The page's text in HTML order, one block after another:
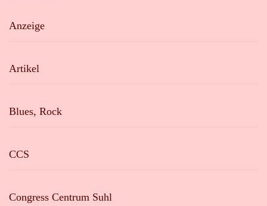
Anzeige
Artikel
Blues, Rock
CCS
Congress Centrum Suhl